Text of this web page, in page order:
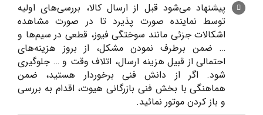
پیشنهاد می‌شود قبل از ارسال کالا، بررسی‌های اولیه
توسط نماینده صورت پذیرد تا در صورت مشاهده
اشکالات جزئی مانند سوختگی فیوز، قطعی در سیم‌ها و
… ضمن برطرف نمودن مشکل، از بروز هزینه‌های
احتمالی از قبیل هزینه ارسال، اتلاف وقت و … جلوگیری
شود. اگر از دانش فنی برخوردار هستید، ضمن
هماهنگی با بخش فنی بازرگانی هیوت، اقدام به بررسی
و باز کردن موتور نمائید.